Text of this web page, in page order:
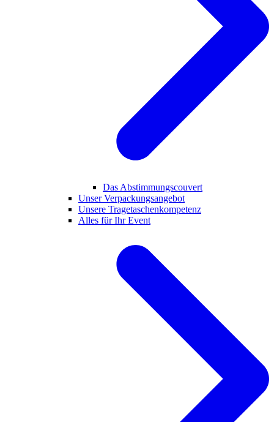
Das Abstimmungscouvert
Unser Verpackungsangebot
Unsere Tragetaschenkompetenz
Alles für Ihr Event